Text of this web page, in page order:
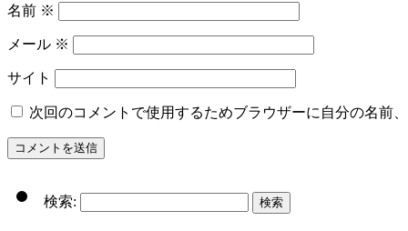
名前 ※
メール ※
サイト
次回のコメントで使用するためブラウザーに自分の名前
検索: